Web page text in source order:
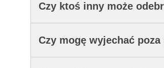
Czy ktoś inny może
Czy mogę wyjechać poza